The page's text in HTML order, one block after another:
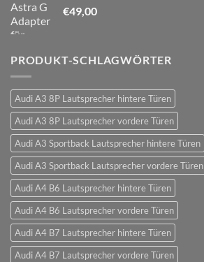
€49,00
PRODUKT-SCHLAGWÖRTER
Audi A3 8P Lautsprecher hintere Türen
Audi A3 8P Lautsprecher vordere Türen
Audi A3 Sportback Lautsprecher hintere Türen
Audi A3 Sportback Lautsprecher vordere Türen
Audi A4 B6 Lautsprecher hintere Türen
Audi A4 B6 Lautsprecher vordere Türen
Audi A4 B7 Lautsprecher hintere Türen
Audi A4 B7 Lautsprecher vordere Türen